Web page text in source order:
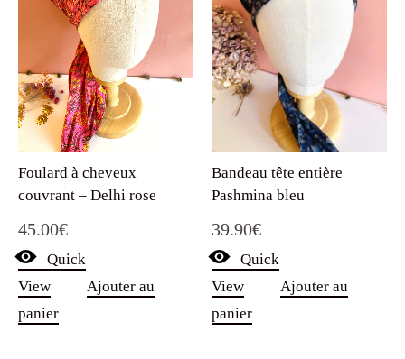
Foulard à cheveux
couvrant – Delhi rose
45.00€
Quick
View
Ajouter au
panier
Bandeau tête entière
Pashmina bleu
39.90€
Quick
View
Ajouter au
panier